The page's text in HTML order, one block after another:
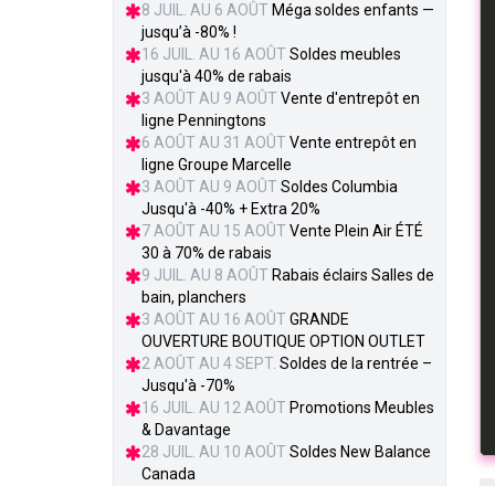
8 JUIL. AU 6 AOÛT Méga soldes enfants —
jusqu’à -80% !
16 JUIL. AU 16 AOÛT Soldes meubles
jusqu'à 40% de rabais
3 AOÛT AU 9 AOÛT Vente d'entrepôt en
ligne Penningtons
6 AOÛT AU 31 AOÛT Vente entrepôt en
ligne Groupe Marcelle
3 AOÛT AU 9 AOÛT Soldes Columbia
Jusqu'à -40% + Extra 20%
7 AOÛT AU 15 AOÛT Vente Plein Air ÉTÉ
30 à 70% de rabais
9 JUIL. AU 8 AOÛT Rabais éclairs Salles de
bain, planchers
3 AOÛT AU 16 AOÛT GRANDE
OUVERTURE BOUTIQUE OPTION OUTLET
2 AOÛT AU 4 SEPT. Soldes de la rentrée –
Jusqu'à -70%
16 JUIL. AU 12 AOÛT Promotions Meubles
& Davantage
28 JUIL. AU 10 AOÛT Soldes New Balance
Canada